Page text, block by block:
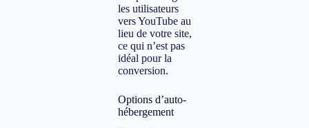
les utilisateurs
vers YouTube au
lieu de votre site,
ce qui n’est pas
idéal pour la
conversion.
Options d’auto-
hébergement